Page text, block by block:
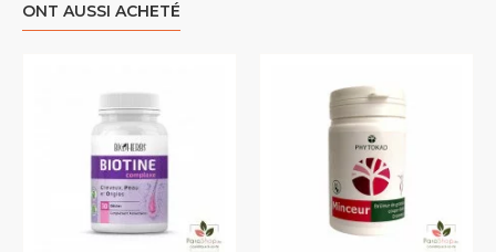
ONT AUSSI ACHETÉ